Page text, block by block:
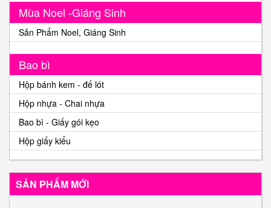
Mùa Noel -Giáng Sinh
Sản Phẩm Noel, Giáng Sinh
Bao bì
Hộp bánh kem - đế lót
Hộp nhựa - Chai nhựa
Bao bì - Giấy gói kẹo
Hộp giấy kiểu
SẢN PHẨM MỚI